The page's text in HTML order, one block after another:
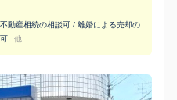
動産相続の相談可 / 離婚による売却の
他...